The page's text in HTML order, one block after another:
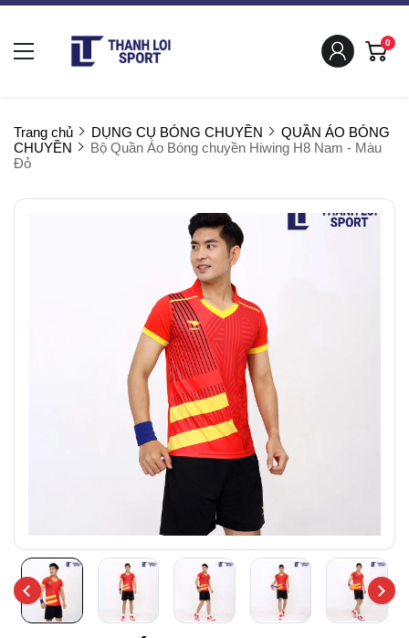
0
Trang chủ DỤNG CỤ BÓNG CHUYỀN
QUẦN ÁO BÓNG
CHUYỀN
Bộ Quần Áo Bóng chuyền Hiwing H8 Nam - Màu
Đỏ